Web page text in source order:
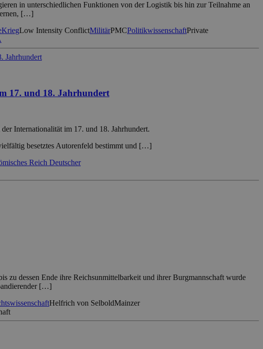
in unterschiedlichen Funktionen von der Logistik bis hin zur Teilnahme an
[…]
KriegLow Intensity ConflictMilitärPMCPolitikwissenschaftPrivate
17. und 18. Jahrhundert
Internationalität im 17. und 18. Jahrhundert.
besetztes Autorenfeld bestimmt und […]
Reich Deutscher
zu dessen Ende ihre Reichsunmittelbarkeit und ihrer Burgmannschaft wurde
[…]
Helfrich von SelboldMainzer